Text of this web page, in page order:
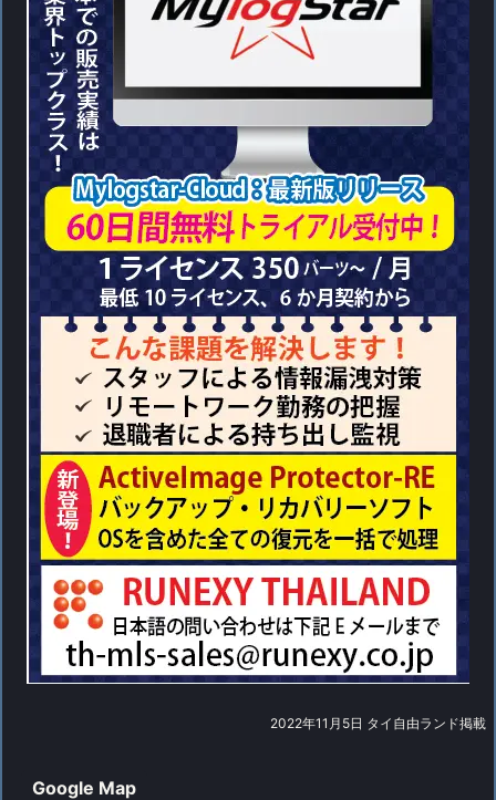
2022年11月5日 タイ自由ランド掲載
Google Map